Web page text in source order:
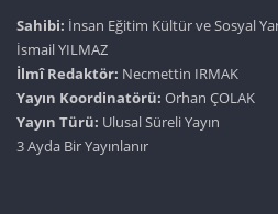
Sahibi: İnsan Eğitim Kültür ve Sosyal
İsmail YILMAZ
İlmî Redaktör: Necmettin IRMAK
Yayın Koordinatörü: Orhan ÇOLAK
Yayın Türü: Ulusal Süreli Yayın
3 Ayda Bir Yayınlanır